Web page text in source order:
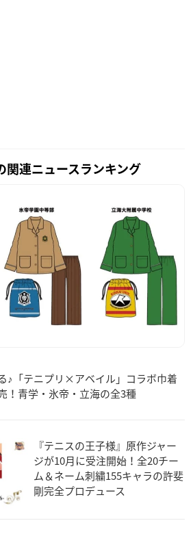
関連ニュースランキング
♪「テニプリ×アベイル」コラボ巾着
！青学・氷帝・立海の全3種
『テニスの王子様』原作ジャー
ジが10月に受注開始！全20チー
ム＆ネーム刺繍155キャラの許斐
剛完全プロデュース